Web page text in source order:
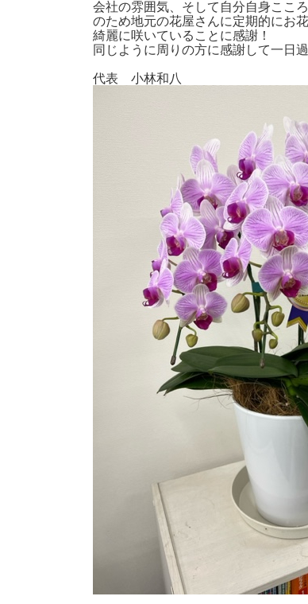
会社の雰囲気、そして自分自身ここ
のため地元の花屋さんに定期的にお
綺麗に咲いていることに感謝！
同じように周りの方に感謝して一日
代表 小林和八